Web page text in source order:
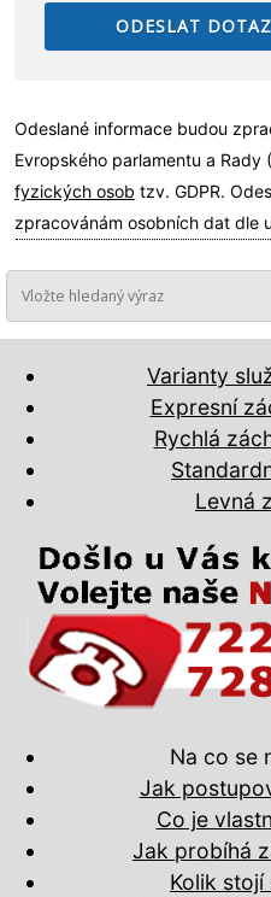
Odeslané informace budou
Evropského parlamentu a Rady
fyzických osob tzv. GDPR.
zpracovánám osobních dat dle
Varianty
Expresní
Rychlá
Levná
Na co se
Jak
Co je
Jak probíhá
Kolik stojí